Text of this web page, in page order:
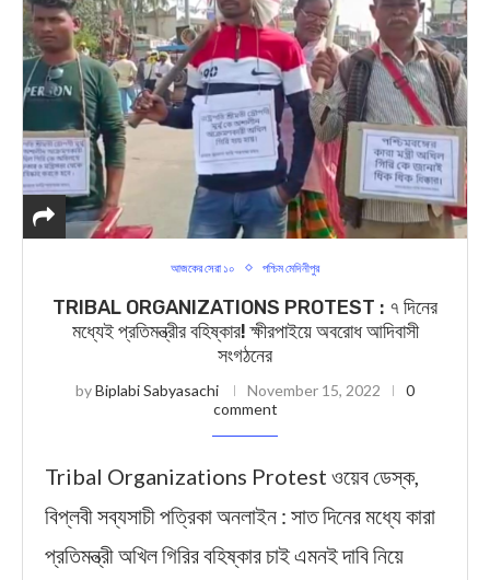
আজকের সেরা ১০ পশ্চিম মেদিনীপুর
TRIBAL ORGANIZATIONS PROTEST : ৭ দিনের
মধ্যেই প্রতিমন্ত্রীর বহিষ্কার! ক্ষীরপাইয়ে অবরোধ আদিবাসী
সংগঠনের
byBiplabi Sabyasachi November 15, 2022
0
comment
Tribal Organizations Protest ওয়েব ডেস্ক,
বিপ্লবী সব্যসাচী পত্রিকা অনলাইন : সাত দিনের মধ্যে কারা
প্রতিমন্ত্রী অখিল গিরির বহিষ্কার চাই এমনই দাবি নিয়ে